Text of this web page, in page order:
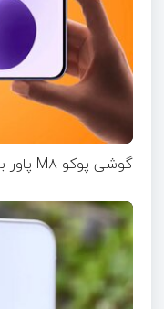
گوشی پوکو M۸ پاور با باتری بزرگ از راه رسید